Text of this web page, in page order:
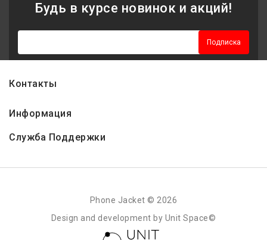
Будь в курсе новинок и акций!
Подписка
Контакты
Информация
Служба Поддержки
Phone Jacket © 2026
Design and development by Unit Space©